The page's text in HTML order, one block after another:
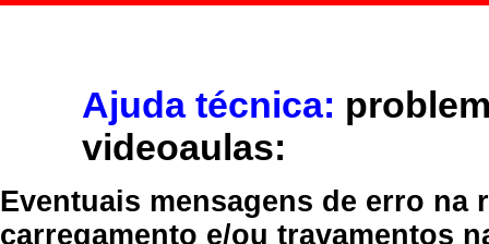
Ajuda técnica:
videoaulas:
Eventuais mensagens de erro
carregamento e/ou travamentos